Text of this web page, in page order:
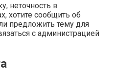
неточность в
хотите сообщить об
предложить тему для
с администрацией